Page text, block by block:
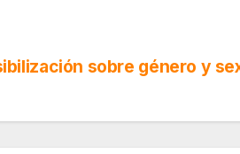
sobre género y